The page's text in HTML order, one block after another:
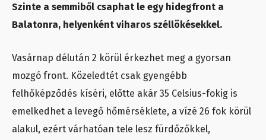
Szinte a semmiből csaphat le egy hidegfront a
Balatonra, helyenként viharos széllökésekkel.
Vasárnap délután 2 körül érkezhet meg a gyorsan
mozgó front. Közeledtét csak gyengébb
felhőképződés kíséri, előtte akár 35 Celsius-fokig is
emelkedhet a levegő hőmérséklete, a vízé 26 fok körül
alakul, ezért várhatóan tele lesz fürdőzőkkel,